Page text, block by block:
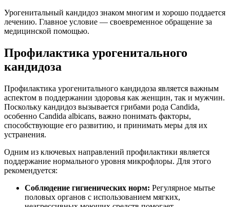
Урогенитальный кандидоз знаком многим и хорошо поддается
лечению. Главное условие — своевременное обращение за
медицинской помощью.
Профилактика урогенитального
кандидоза
Профилактика урогенитального кандидоза является важным
аспектом в поддержании здоровья как женщин, так и мужчин.
Поскольку кандидоз вызывается грибами рода Candida,
особенно Candida albicans, важно понимать факторы,
способствующие его развитию, и принимать меры для их
устранения.
Одним из ключевых направлений профилактики является
поддержание нормального уровня микрофлоры. Для этого
рекомендуется:
Соблюдение гигиенических норм: Регулярное мытье
половых органов с использованием мягких,